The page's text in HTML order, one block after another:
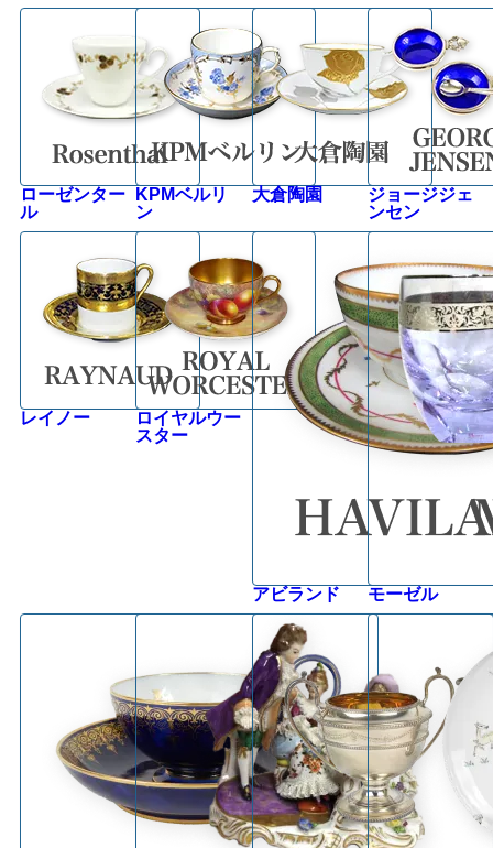
ローゼンター
ル
KPMベルリ
ン
大倉陶園
ジョージジェ
ンセン
レイノー
ロイヤルウー
スター
アビランド モーゼル